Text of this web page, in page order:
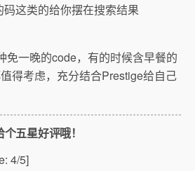
码这类的给你摆在搜索结果
免一晚的code，有的时候含早餐的
得考虑，充分结合Prestige给自己
五星好评哦！
4/5]